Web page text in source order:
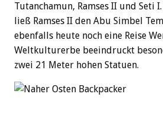
Tutanchamun, Ramses II und Seti
ließ Ramses II den Abu Simbel
ebenfalls heute noch eine Reise
Weltkulturerbe beeindruckt
zwei 21 Meter hohen Statuen.